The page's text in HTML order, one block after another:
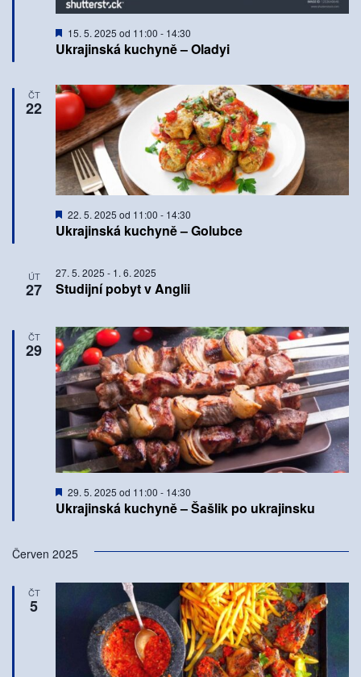
Ukrajinská kuchyně – Oladyi
Doporučené
15. 5. 2025 od 11:00 - 14:30
ČT
22
Ukrajinská kuchyně – Golubce
Doporučené
22. 5. 2025 od 11:00 - 14:30
ÚT
27 Studijní pobyt v Anglii
27. 5. 2025 - 1. 6. 2025
ČT
29
Ukrajinská kuchyně – Šašlik po ukrajinsku
Doporučené
29. 5. 2025 od 11:00 - 14:30
Červen 2025
ČT
5